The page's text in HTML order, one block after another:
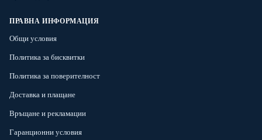
ПРАВНА ИНФОРМАЦИЯ
Общи условия
Политика за бисквитки
Политика за поверителност
Доставка и плащане
Връщане и рекламации
Гаранционни условия